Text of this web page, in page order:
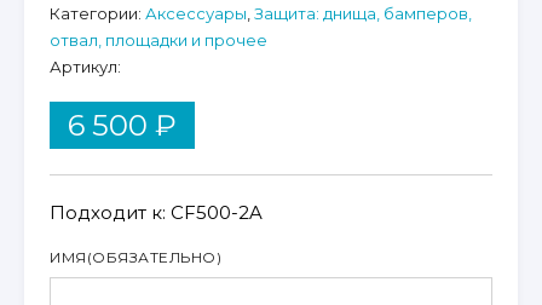
6 500 ₽
Подходит к: CF500-2A
ИМЯ (ОБЯЗАТЕЛЬНО)
Категории: Аксессуары,Защита: днища, бамперов,
отвал, площадки и прочее
Артикул: